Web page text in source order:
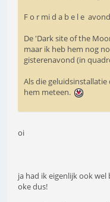
F o r mi d a b e l e
De 'Dark site of the
maar ik heb hem nog
gisterenavond (in
Als die
hem meteen.
oi
ja had ik eigenlijk ook
oke dus!